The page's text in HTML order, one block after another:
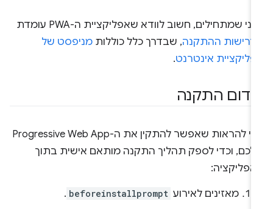
לפני שמתחילים, חשוב לוודא שאפליקציית ה-PWA עומדת
דרישות ההתקנה, שבדרך כלל כוללותמניפסט של
אינטרנט.
התקנה
כדי להראות שאפשר להתקין את ה-Progressive Web App
וכדי לספק תהליך התקנה מותאם אישית בתוך
מאזינים לאירוע beforeinstallprompt
.